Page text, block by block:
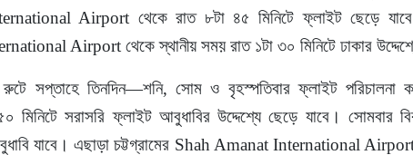
Airport থেকে রাত ৮টা ৪৫ মিনিটে ফ্লাইট ছেড়ে
Airport থেকে স্থানীয় সময় রাত ১টা ৩০ মিনিটে ঢাকার
রুটে সপ্তাহে তিনদিন—শনি, সোম ও বৃহস্পতিবার ফ্লাইট পরিচালনা
মিনিটে সরাসরি ফ্লাইট আবুধাবির উদ্দেশ্যে ছেড়ে যাবে। সোমবার
যাবে। এছাড়া চট্টগ্রামের Shah Amanat International